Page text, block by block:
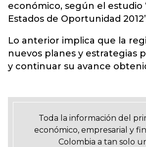
económico, según el estudio
Estados de Oportunidad
Lo anterior implica que la
nuevos planes y estrategias
y continuar su avance
Toda la información del
económico, empresarial y
Colombia a tan solo